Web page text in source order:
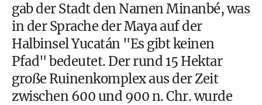
gab der Stadt den Namen Minanbé, was
in der Sprache der Maya auf der
Halbinsel Yucatán "Es gibt keinen
Pfad" bedeutet. Der rund 15 Hektar
große Ruinenkomplex aus der Zeit
zwischen 600 und 900 n. Chr. wurde